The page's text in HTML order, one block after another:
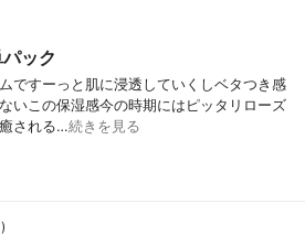
ック
ですーっと肌に浸透していくしベタつき感
いこの保湿感今の時期にはピッタリローズ
される…続きを見る